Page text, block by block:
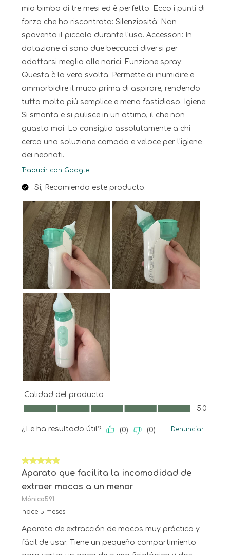
mio bimbo di tre mesi ed è perfetto. Ecco i punti di
forza che ho riscontrato: Silenziosità: Non
spaventa il piccolo durante l'uso. Accessori: In
dotazione ci sono due beccucci diversi per
adattarsi meglio alle narici. Funzione spray:
Questa è la vera svolta. Permette di inumidire e
ammorbidire il muco prima di aspirare, rendendo
tutto molto più semplice e meno fastidioso. Igiene:
Si smonta e si pulisce in un attimo, il che non
guasta mai. Lo consiglio assolutamente a chi
cerca una soluzione comoda e veloce per l'igiene
dei neonati.
Traducir con Google
Sí, Recomiendo este producto.
Calidad del producto
Calidad del producto, 5.0 de 5
5.0
¿Le ha resultado útil? (0) (0) Denunciar
5 de 5 estrellas.
Aparato que facilita la incomodidad de
extraer mocos a un menor
Mónica591
hace 5 meses
Aparato de extracción de mocos muy práctico y
fácil de usar. Tiene un pequeño compartimiento